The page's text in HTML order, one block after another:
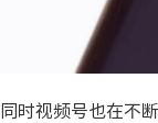
同时视频号也在不